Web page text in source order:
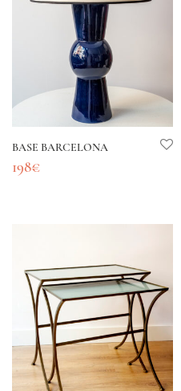
BASE BARCELONA
198€